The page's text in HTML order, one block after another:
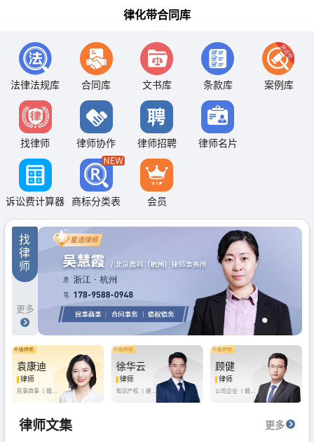
律化带合同库
法律法规库 合同库 文书库 条款库 案例库
找律师 律师协作 律师招聘 律师名片
诉讼费计算器 商标分类表 会员
找
律
师
更多
袁康迪
律师
民事商事 丨 婚姻
徐华云
律师
知识产权 丨 建设
顾健
律师
公司企业 丨婚姻
房产纠纷
律师文集 更多